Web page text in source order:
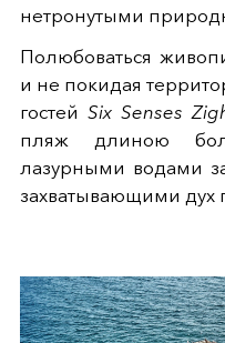
нетронутыми
Полюбоваться
и не покидая
гостей Six Senses
пляж длиною
лазурными водами
захватывающими дух